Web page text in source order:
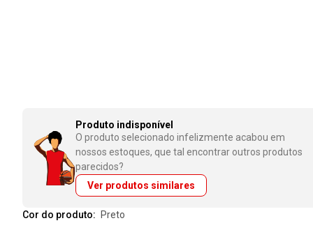
Produto indisponível
O produto selecionado infelizmente acabou em
nossos estoques, que tal encontrar outros produtos
parecidos?
Ver produtos similares
Cor do produto: preto